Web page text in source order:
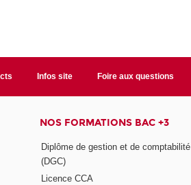
Infos site Foire aux questions
NOS FORMATIONS BAC +3
Diplôme de gestion et de comptabilité
(DGC)
Licence CCA